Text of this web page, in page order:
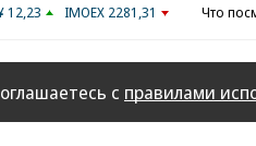
12,23 IMOEX 2281,31 Что
с правилами